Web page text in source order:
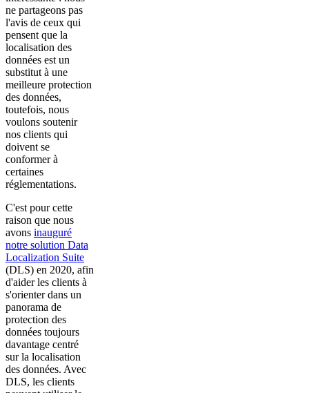
ne partageons pas
l'avis de ceux qui
pensent que la
localisation des
données est un
substitut à une
meilleure protection
des données,
toutefois, nous
voulons soutenir
nos clients qui
doivent se
conformer à
certaines
réglementations.
C'est pour cette
raison que nous
avons inauguré
notre solution Data
Localization Suite
(DLS) en 2020, afin
d'aider les clients à
s'orienter dans un
panorama de
protection des
données toujours
davantage centré
sur la localisation
des données. Avec
DLS, les clients